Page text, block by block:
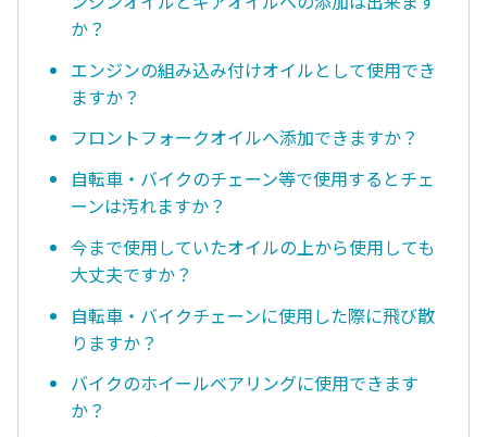
か？
エンジンの組み込み付けオイルとして使用でき
ますか？
フロントフォークオイルへ添加できますか？
自転車・バイクのチェーン等で使用するとチェ
ーンは汚れますか？
今まで使用していたオイルの上から使用しても
大丈夫ですか？
自転車・バイクチェーンに使用した際に飛び散
りますか？
バイクのホイールベアリングに使用できます
か？